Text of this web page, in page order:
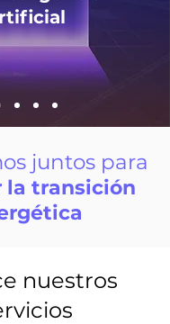
juntos para
la transición
nuestros